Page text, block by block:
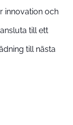
innovation och
till ett
till nästa